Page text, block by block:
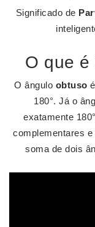
Significado de
O que é
O ângulo obtuso
180°. Já o
exatamente
complementares
soma de dois